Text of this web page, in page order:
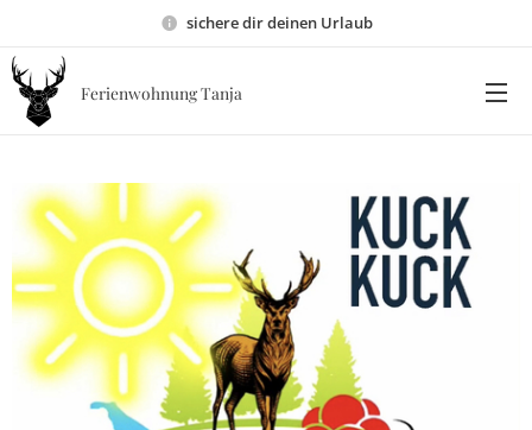
sichere dir deinen Urlaub
Ferienwohnung Tanja